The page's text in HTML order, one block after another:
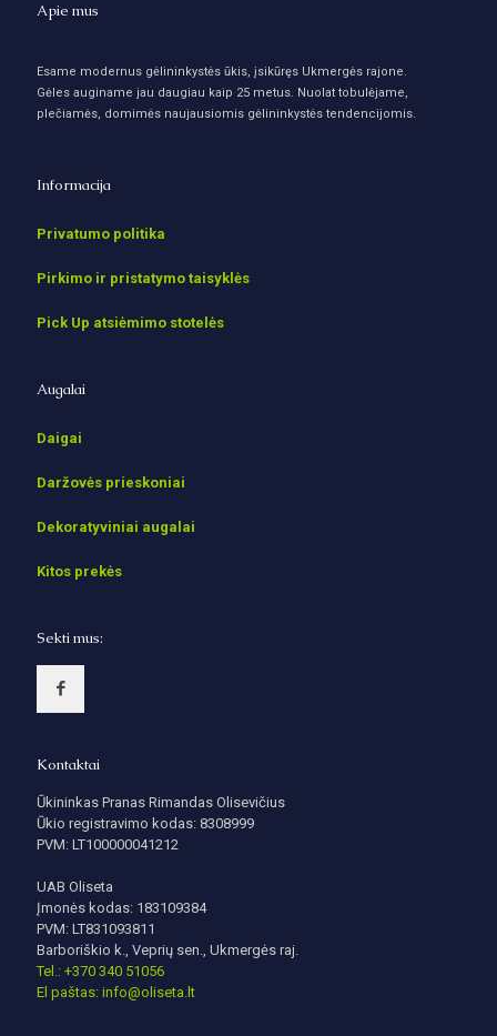
Apie mus
Esame modernus gėlininkystės ūkis, įsikūręs Ukmergės rajone.
Gėles auginame jau daugiau kaip 25 metus. Nuolat tobulėjame,
plečiamės, domimės naujausiomis gėlininkystės tendencijomis.
Informacija
Privatumo politika
Pirkimo ir pristatymo taisyklės
Pick Up atsiėmimo stotelės
Augalai
Daigai
Daržovės prieskoniai
Dekoratyviniai augalai
Kitos prekės
Sekti mus:
Kontaktai
Ūkininkas Pranas Rimandas Olisevičius
Ūkio registravimo kodas: 8308999
PVM: LT100000041212
UAB Oliseta
Įmonės kodas: 183109384
PVM: LT831093811
Barboriškio k., Veprių sen., Ukmergės raj.
Tel.: +370 340 51056
El paštas: info@oliseta.lt